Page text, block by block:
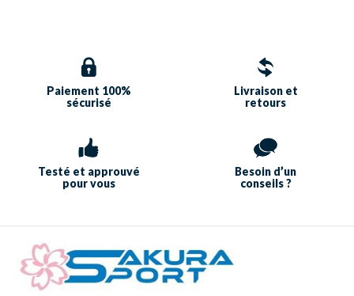
Paiement 100%
sécurisé
Livraison et
retours
Testé et approuvé
pour vous
Besoin d’un
conseils ?